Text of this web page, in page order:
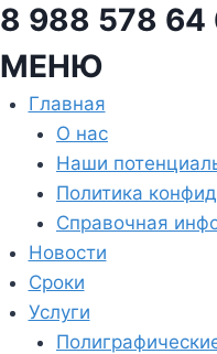
8 988 578 64
МЕНЮ
Главная
О нас
Наши
Политика
Справочная
Новости
Сроки
Услуги